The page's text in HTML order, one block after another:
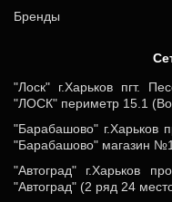
Бренды
"Лоск" г.Харьков пгт.
"ЛОСК" периметр 15.1
"Барабашово" г.Харьков
"Барабашово" магазин
"Автоград" г.Харьков
"Автоград" (2 ряд 24